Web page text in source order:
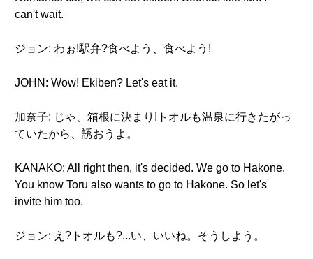
can't wait.
ジョン: わぉ!駅弁?食べよう、食べよう!
JOHN: Wow! Ekiben? Let's eat it.
加奈子: じゃ、箱根に決まり!トオルも温泉に行きたがっ
ていたから、誘おうよ。
KANAKO: All right then, it's decided. We go to Hakone.
You know Toru also wants to go to Hakone. So let's
invite him too.
ジョン: え?トオルも?...い、いいね。そうしよう。